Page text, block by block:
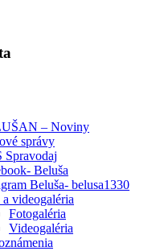
– Noviny
správy
Spravodaj
Beluša
Beluša- belusa1330
videogaléria
Fotogaléria
Videogaléria